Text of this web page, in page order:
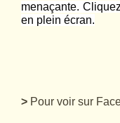
menaçante.
en plein écran.
> Pour voir sur